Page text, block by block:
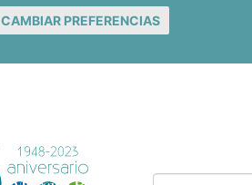
CAMBIAR PREFERENCIAS